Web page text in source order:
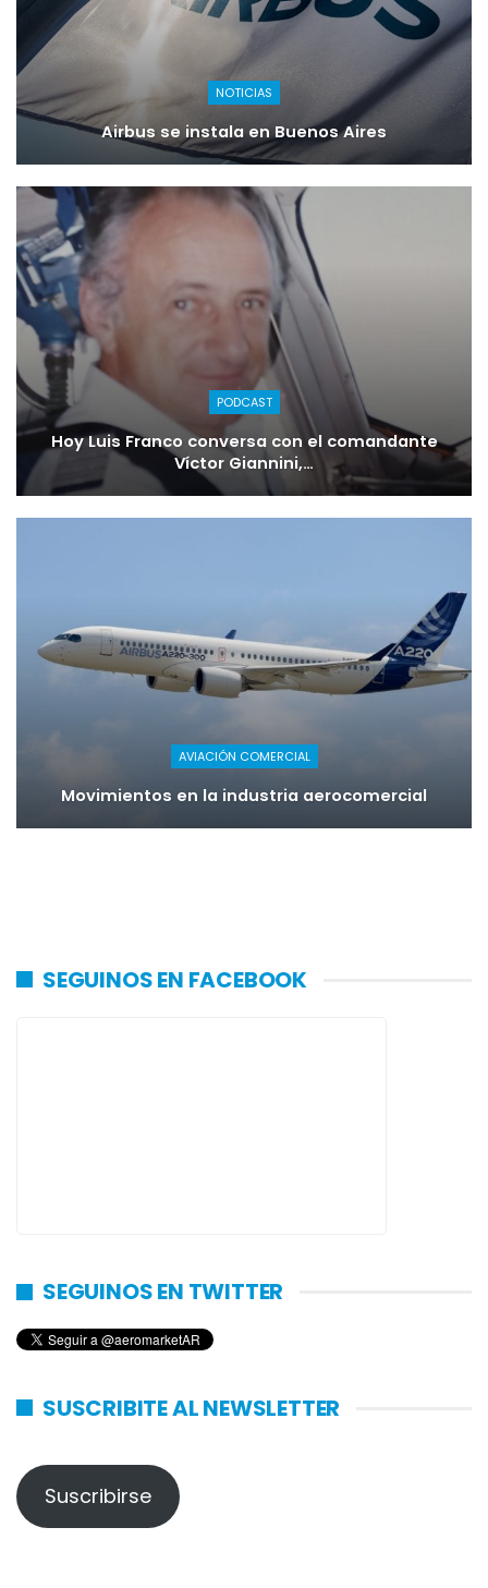
NOTICIAS
Airbus se instala en Buenos Aires
PODCAST
Hoy Luis Franco conversa con el comandante
Víctor Giannini,…
AVIACIÓN COMERCIAL
Movimientos en la industria aerocomercial
SEGUINOS EN FACEBOOK
SEGUINOS EN TWITTER
SUSCRIBITE AL NEWSLETTER
Suscribirse